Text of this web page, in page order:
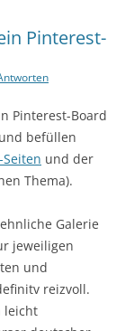
Pinterest-
Pinterest-Board
befüllen
Seiten und der
Thema).
Galerie
jeweiligen
und
reizvoll.
leicht